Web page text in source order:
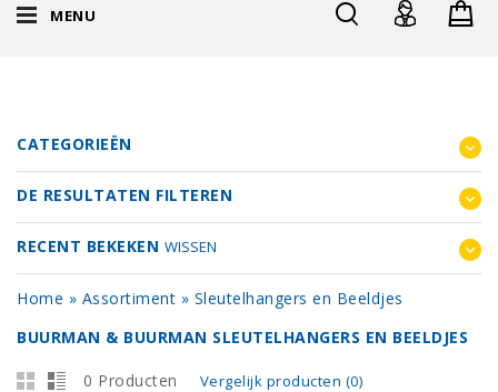
MENU
CATEGORIEËN
DE RESULTATEN FILTEREN
RECENT BEKEKEN WISSEN
Home » Assortiment » Sleutelhangers en Beeldjes
BUURMAN & BUURMAN SLEUTELHANGERS EN BEELDJES
0 Producten Vergelijk producten (0)